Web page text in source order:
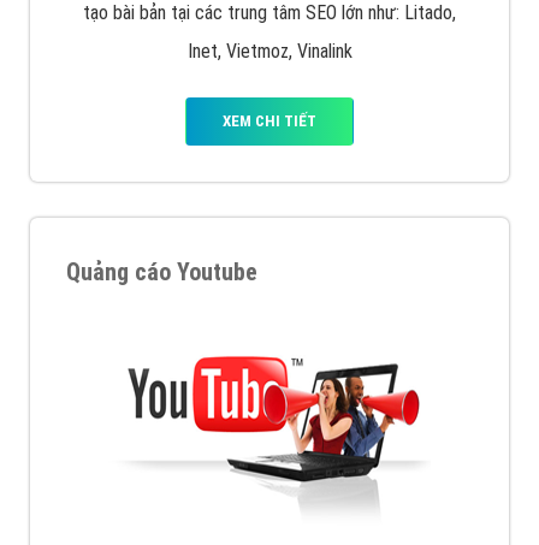
tạo bài bản tại các trung tâm SEO lớn như: Litado,
Inet, Vietmoz, Vinalink
XEM CHI TIẾT
Quảng cáo Youtube